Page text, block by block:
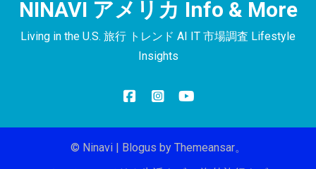
NINAVI アメリカ Info & More
Living in the U.S. 旅行 トレンド AI IT 市場調査 Lifestyle
Insights
© Ninavi | Blogus by Themeansar。